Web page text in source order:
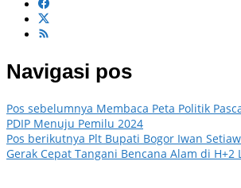
Navigasi pos
Pos sebelumnya Membaca Peta Politik
PDIP Menuju Pemilu 2024
Pos berikutnya Plt Bupati Bogor Iwan
Gerak Cepat Tangani Bencana Alam di H+2